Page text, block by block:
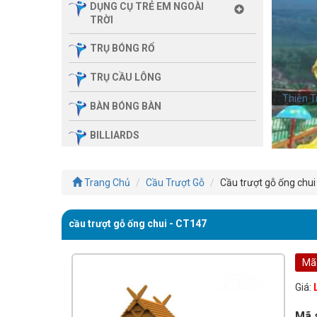
DỤNG CỤ TRẺ EM NGOÀI
TRỜI
TRỤ BÓNG RỔ
TRỤ CẦU LÔNG
BÀN BÓNG BÀN
BILLIARDS
ĐÌNH
THIẾT BỊ PHÒNG GYM
Thiên
Thiên
Trang Chủ Cầu Trượt Gỗ Cầu trượt gỗ ống
cầu trượt gỗ ống chui - CT147
Giá: